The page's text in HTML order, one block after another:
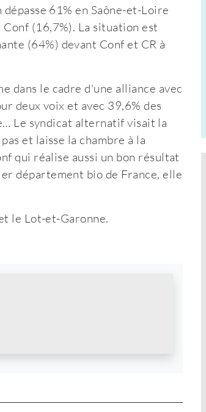
61% en Saône-et-Loire
(16,7%). La situation est
(64%) devant Conf et CR à
dans le cadre d'une alliance avec
deux voix et avec 39,6% des
Le syndicat alternatif visait la
et laisse la chambre à la
qui réalise aussi un bon résultat
département bio de France, elle
le Lot-et-Garonne.